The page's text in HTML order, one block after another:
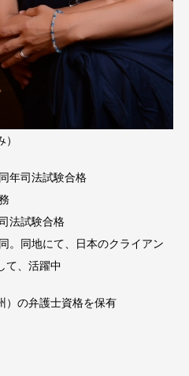
年司法試験合格
法試験合格
同地にて、日本のクライアン
て、活躍中
）の弁護士資格を保有